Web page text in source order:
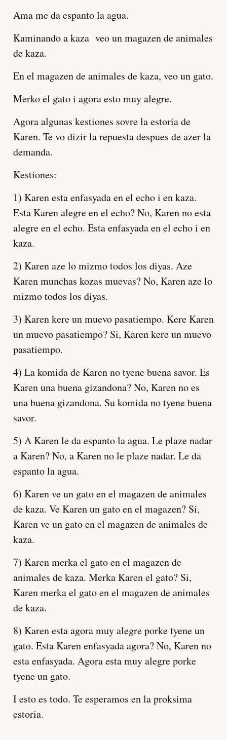
Ama me da espanto la agua.
Kaminando a kaza veo un magazen de animales
de kaza.
En el magazen de animales de kaza, veo un gato.
Merko el gato i agora esto muy alegre.
Agora algunas kestiones sovre la estoria de
Karen. Te vo dizir la repuesta despues de azer la
demanda.
Kestiones:
1) Karen esta enfasyada en el echo i en kaza.
Esta Karen alegre en el echo? No, Karen no esta
alegre en el echo. Esta enfasyada en el echo i en
kaza.
2) Karen aze lo mizmo todos los diyas. Aze
Karen munchas kozas muevas? No, Karen aze lo
mizmo todos los diyas.
3) Karen kere un muevo pasatiempo. Kere Karen
un muevo pasatiempo? Si, Karen kere un muevo
pasatiempo.
4) La komida de Karen no tyene buena savor. Es
Karen una buena gizandona? No, Karen no es
una buena gizandona. Su komida no tyene buena
savor.
5) A Karen le da espanto la agua. Le plaze nadar
a Karen? No, a Karen no le plaze nadar. Le da
espanto la agua.
6) Karen ve un gato en el magazen de animales
de kaza. Ve Karen un gato en el magazen? Si,
Karen ve un gato en el magazen de animales de
kaza.
7) Karen merka el gato en el magazen de
animales de kaza. Merka Karen el gato? Si,
Karen merka el gato en el magazen de animales
de kaza.
8) Karen esta agora muy alegre porke tyene un
gato. Esta Karen enfasyada agora? No, Karen no
esta enfasyada. Agora esta muy alegre porke
tyene un gato.
I esto es todo. Te esperamos en la proksima
estoria.